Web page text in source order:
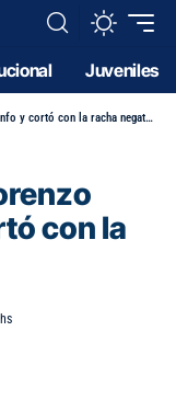
Juveniles
y cortó con la racha negativa
con la